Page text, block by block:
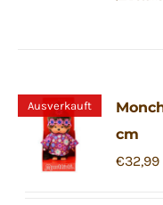
Ausverkauft
cm
€32,99